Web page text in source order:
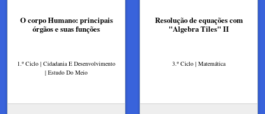
O corpo Humano: principais
órgãos e suas funções
1.º Ciclo | Cidadania E Desenvolvimento
| Estudo Do Meio
Resolução de equações com
"Algebra Tiles" II​
3.º Ciclo | Matemática